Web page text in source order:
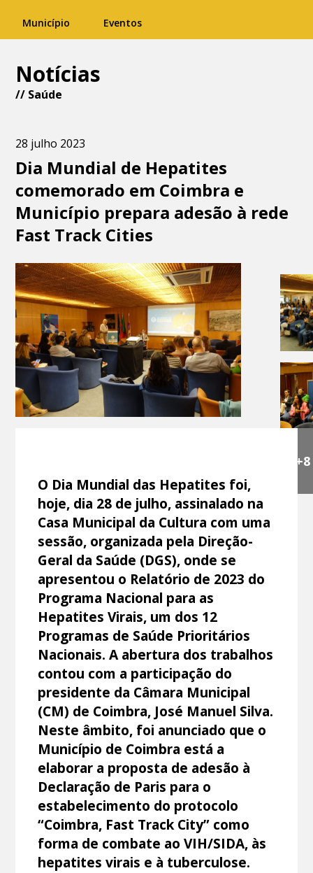
Município Eventos
Notícias
// Saúde
28 julho 2023
Dia Mundial de Hepatites
comemorado em Coimbra e
Município prepara adesão à rede
Fast Track Cities
+8
O Dia Mundial das Hepatites foi,
hoje, dia 28 de julho, assinalado na
Casa Municipal da Cultura com uma
sessão, organizada pela Direção-
Geral da Saúde (DGS), onde se
apresentou o Relatório de 2023 do
Programa Nacional para as
Hepatites Virais, um dos 12
Programas de Saúde Prioritários
Nacionais. A abertura dos trabalhos
contou com a participação do
presidente da Câmara Municipal
(CM) de Coimbra, José Manuel Silva.
Neste âmbito, foi anunciado que o
Município de Coimbra está a
elaborar a proposta de adesão à
Declaração de Paris para o
estabelecimento do protocolo
“Coimbra, Fast Track City” como
forma de combate ao VIH/SIDA, às
hepatites virais e à tuberculose.